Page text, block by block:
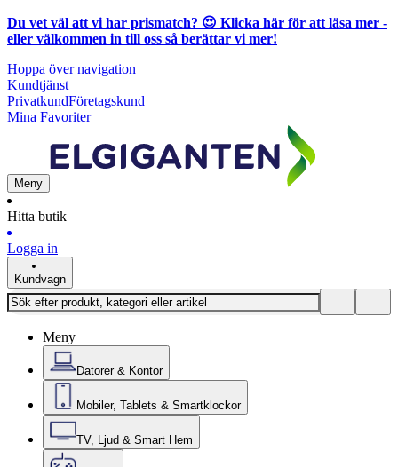
Du vet väl att vi har prismatch? 😍 Klicka här för att läsa mer -
eller välkommen in till oss så berättar vi mer!
Hoppa över navigation
Kundtjänst
PrivatkundFöretagskund
Mina Favoriter
Meny
Hitta butik
Logga in
Kundvagn
Meny
Datorer & Kontor
Mobiler, Tablets & Smartklockor
TV, Ljud & Smart Hem